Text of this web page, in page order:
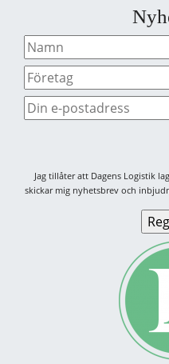
Jag tillåter att Dagens Logistik
skickar mig nyhetsbrev och